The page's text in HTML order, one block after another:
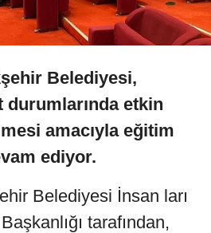
Belediyesi,
etkin
amacıyla eğitim
ediyor.
Belediyesi İnsan ları
tarafından,